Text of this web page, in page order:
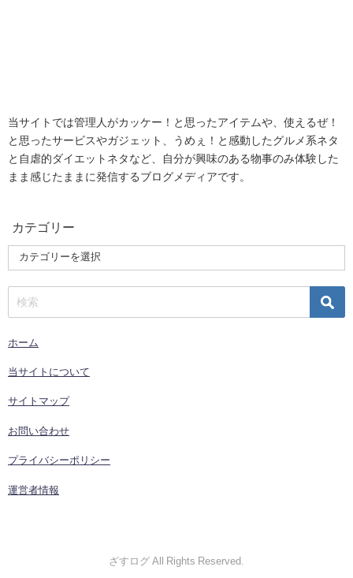
当サイトでは管理人がカッケー！と思ったアイテムや、使えるぜ！
と思ったサービスやガジェット、うめぇ！と感動したグルメ系ネタ
と自虐的ダイエットネタなど、自分が興味のある物事のみ体験した
まま感じたままに発信するブログメディアです。
カテゴリー
ホーム
当サイトについて
サイトマップ
お問い合わせ
プライバシーポリシー
運営者情報
ざすログ All Rights Reserved.